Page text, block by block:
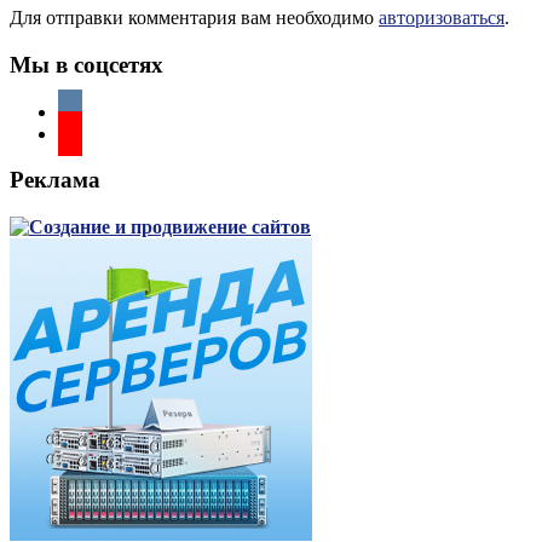
Для отправки комментария вам необходимо авторизоваться.
Мы в соцсетях
Реклама